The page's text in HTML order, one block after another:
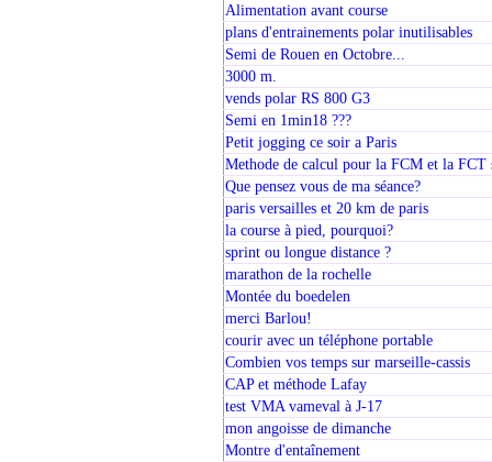
Alimentation avant course
plans d'entrainements polar inutilisables
Semi de Rouen en Octobre...
3000 m.
vends polar RS 800 G3
Semi en 1min18 ???
Petit jogging ce soir a Paris
Methode de calcul pour la FCM et la FCT
Que pensez vous de ma séance?
paris versailles et 20 km de paris
la course à pied, pourquoi?
sprint ou longue distance ?
marathon de la rochelle
Montée du boedelen
merci Barlou!
courir avec un téléphone portable
Combien vos temps sur marseille-cassis
CAP et méthode Lafay
test VMA vameval à J-17
mon angoisse de dimanche
Montre d'entaînement